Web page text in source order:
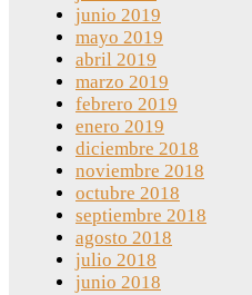
junio 2019
mayo 2019
abril 2019
marzo 2019
febrero 2019
enero 2019
diciembre 2018
noviembre 2018
octubre 2018
septiembre 2018
agosto 2018
julio 2018
junio 2018